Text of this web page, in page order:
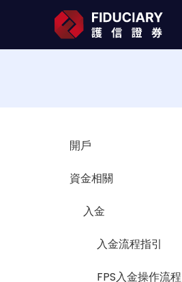
開戶
資金相關
入金
入金流程指引
FPS入金操作流程